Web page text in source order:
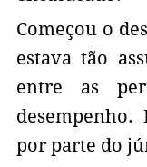
Começou o
estava tão
entre as
por parte do